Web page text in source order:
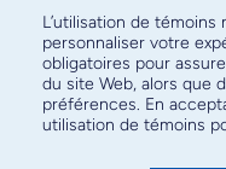
Abonnez-
pour
L’utilisation de témoins
personnaliser votre
obligatoires pour
du site Web, alors que
préférences. En
utilisation de témoins